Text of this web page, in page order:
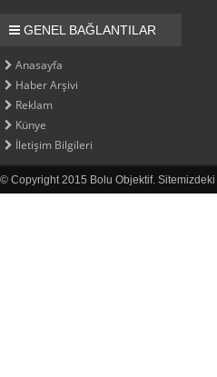
GENEL BAĞLANTILAR
Anasayfa
Haber Arşivi
Reklam
Künye
İletişim Bilgileri
© Copyright 2015 Bolu Objektif. Sitemizdeki